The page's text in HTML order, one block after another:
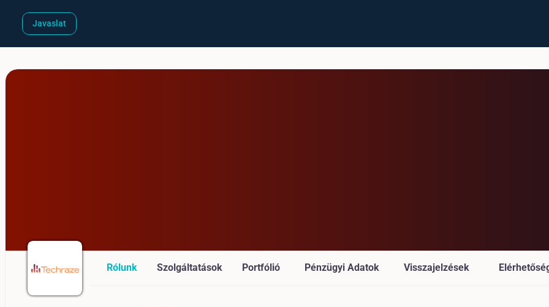
Javaslat
Rólunk Szolgáltatások Portfólió Pénzügyi Adatok Visszajelzések